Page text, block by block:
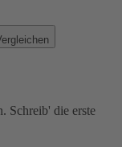
Schreib' die erste